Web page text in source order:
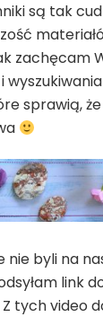
są tak
zachęcam
sprawią,
nie byli na
link
Z tych video